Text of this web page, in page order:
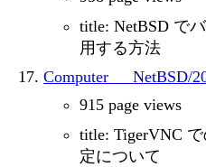
title: NetBSD で
用する方法
Computer___NetBSD/
915 page views
title: TigerVNC
定について